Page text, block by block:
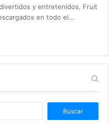
y entretenidos, Fruit
en todo el…